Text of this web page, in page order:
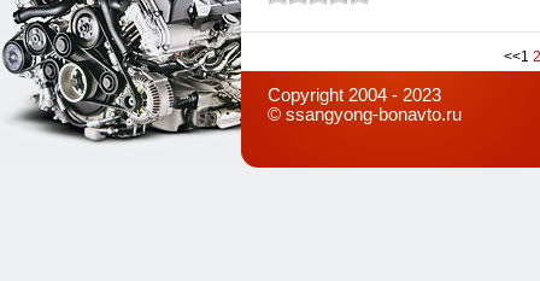
<<1 2
Copyright 2004 - 2023
© ssangyong-bonavto.ru